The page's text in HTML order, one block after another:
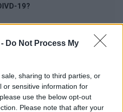
Do Not Process My
sharing to third parties, or
or sensitive information for
use the below opt-out
Please note that after your
19?